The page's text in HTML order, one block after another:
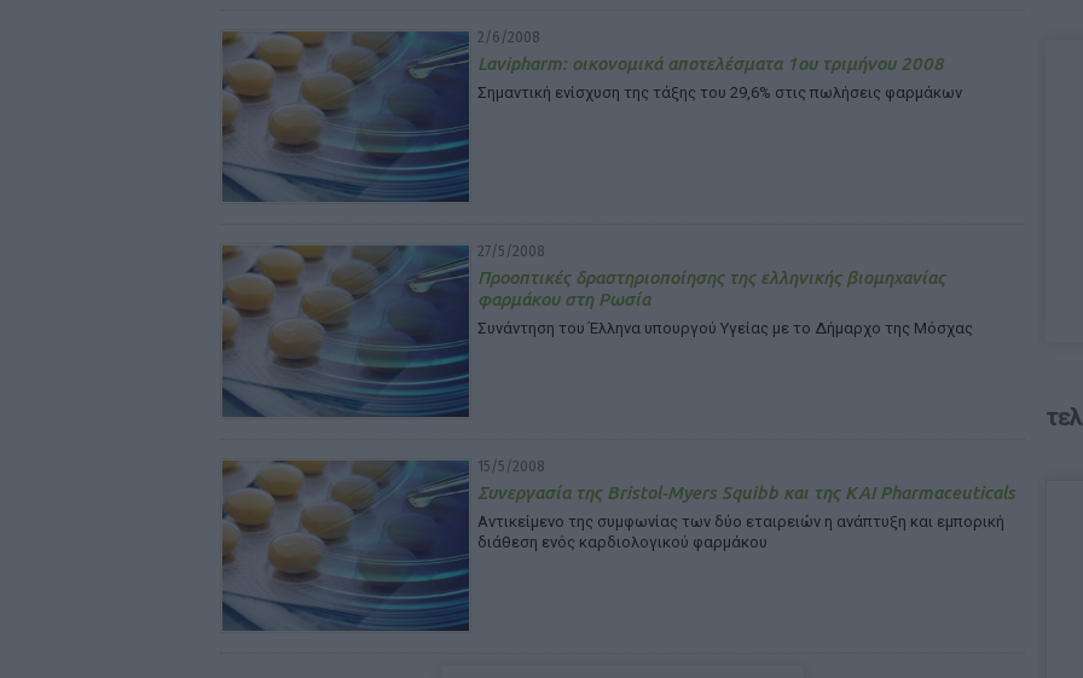
2/6/2008
Lavipharm: οικονομικά αποτελέσματα 1ου τριμήνου 2008
Σημαντική ενίσχυση της τάξης του 29,6% στις πωλήσεις φαρμάκων
27/5/2008
Προοπτικές δραστηριοποίησης της ελληνικής βιομηχανίας
φαρμάκου στη Ρωσία
Συνάντηση του Έλληνα υπουργού Υγείας με το Δήμαρχο της Μόσχας
15/5/2008
Συνεργασία της Bristol-Myers Squibb και της KAI Pharmaceuticals
Αντικείμενο της συμφωνίας των δύο εταιρειών η ανάπτυξη και εμπορική
διάθεση ενός καρδιολογικού φαρμάκου